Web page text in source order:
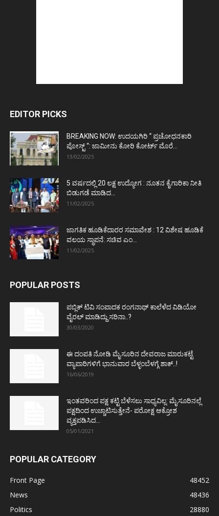
EDITOR PICKS
BREAKING NOW: ಉದಯಗಿರಿ “ ಪ್ರಚೋಧನಕಾರಿ
ಪೋಸ್ಟ್‌ “: ಜಾಮೀನು ಕೋರಿ ಕೋರ್ಟ್‌ ಮೊರೆ...
13/02/2025
5 ವರ್ಷದಲ್ಲಿ 20 ಲಕ್ಷ ಉದ್ಯೋಗ : ನೂತನ ಕೈಗಾರಿಕಾ ನೀತಿ
ಬಿಡುಗಡೆ ಮಾಡಿದ...
11/02/2025
ಜಾಗತಿಕ ಹೂಡಿಕೆದಾರರ ಸಮಾವೇಶ : 12 ವಿಶೇಷ ಹೂಡಿಕೆ
ವಲಯ ಸ್ಥಾಪನೆ: ಸಚಿವ ಎಂ...
11/02/2025
POPULAR POSTS
ಪಬ್ಲಿಕ್ ಟಿವಿ ಸಂಪಾದಕ ರಂಗನಾಥ್ ಕಾಲೆಳೆದ ವಿಡಿಯೋ
ವೈರಲ್ ಮಾಡಿದ್ದು ಸರಿನಾ..?
30/03/2020
ಈ ದಂಪತಿ ನೋಡಿ ಮೈಸೂರಿನ ದೇವರಾಜ ಮಾರುಕಟ್ಟೆ
ವ್ಯಾಪಾರಿಗಳಿಗೆ ಭಾನುವಾರ ಬೆಳ್ಳಂಬೆಳಗ್ಗೆ ಶಾಕ್..!
16/06/2019
ಇಂತವರಿಂದ ಪಕ್ಷ ಕಟ್ಟಿ ಬೆಳೆಸಲು ಸಾಧ್ಯವಿಲ್ಲ: ಮೈಸೂರಿನಲ್ಲೆ
ಪಕ್ಷದಿಂದ ಉಚ್ಚಾಟಿಸುತ್ತೇನೆ- ಪರೋಕ್ಷ ಆಕ್ರೋಶ
ವ್ಯಕ್ತಪಡಿಸಿದ...
05/01/2021
POPULAR CATEGORY
Front Page
48452
News
48436
Politics
28880